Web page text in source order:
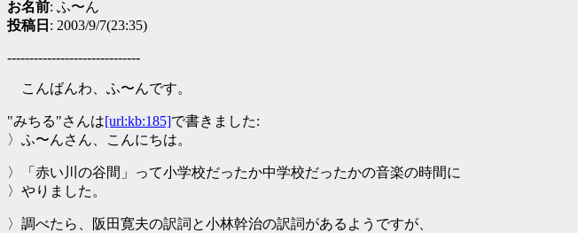
お名前: ふ〜ん
投稿日 : 2003/9/7(23:35)
------------------------------
こんばんわ、ふ〜んです。
"みちる"さんは[url:kb:185]で書きました:
〉ふ〜んさん、こんにちは。
〉「赤い川の谷間」って小学校だったか中学校だったかの音楽の時間に
〉やりました。
〉調べたら、阪田寛夫の訳詞と小林幹治の訳詞があるようですが、